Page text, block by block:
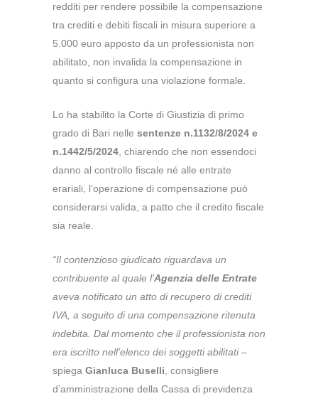
redditi per rendere possibile la compensazione
tra crediti e debiti fiscali in misura superiore a
5.000 euro apposto da un professionista non
abilitato, non invalida la compensazione in
quanto si configura una violazione formale.
Lo ha stabilito la Corte di Giustizia di primo
grado di Bari nelle sentenze n.1132/8/2024 e
n.1442/5/2024 , chiarendo che non essendoci
danno al controllo fiscale né alle entrate
erariali, l’operazione di compensazione può
considerarsi valida, a patto che il credito fiscale
sia reale.
“Il contenzioso giudicato riguardava un
contribuente al quale l’Agenzia delle Entrate
aveva notificato un atto di recupero di crediti
IVA, a seguito di una compensazione ritenuta
indebita. Dal momento che il professionista non
era iscritto nell’elenco dei soggetti abilitati–
spiega Gianluca Buselli , consigliere
d’amministrazione della Cassa di previdenza